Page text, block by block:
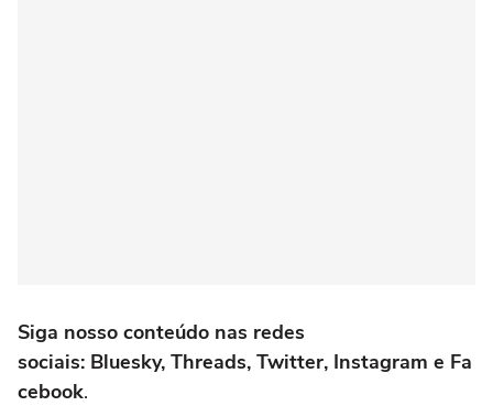
Siga nosso conteúdo nas redes
sociais: Bluesky, Threads, Twitter, Instagram e Fa
cebook.